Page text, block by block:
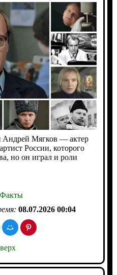
Андрей Мягков — актер
России, которого
но он играл и роли
08.07.2026 00:04